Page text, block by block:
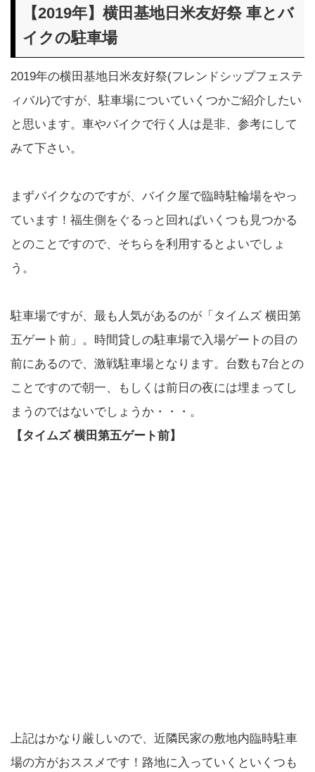
【2019年】横田基地日米友好祭 車とバ
イクの駐車場
2019年の横田基地日米友好祭(フレンドシップフェステ
ィバル)ですが、駐車場についていくつかご紹介したい
と思います。車やバイクで行く人は是非、参考にして
みて下さい。
まずバイクなのですが、バイク屋で臨時駐輪場をやっ
ています！福生側をぐるっと回ればいくつも見つかる
とのことですので、そちらを利用するとよいでしょ
う。
駐車場ですが、最も人気があるのが「タイムズ 横田第
五ゲート前」。時間貸しの駐車場で入場ゲートの目の
前にあるので、激戦駐車場となります。台数も7台との
ことですので朝一、もしくは前日の夜には埋まってし
まうのではないでしょうか・・・。
【タイムズ 横田第五ゲート前】
上記はかなり厳しいので、近隣民家の敷地内臨時駐車
場の方がおススメです！路地に入っていくといくつも